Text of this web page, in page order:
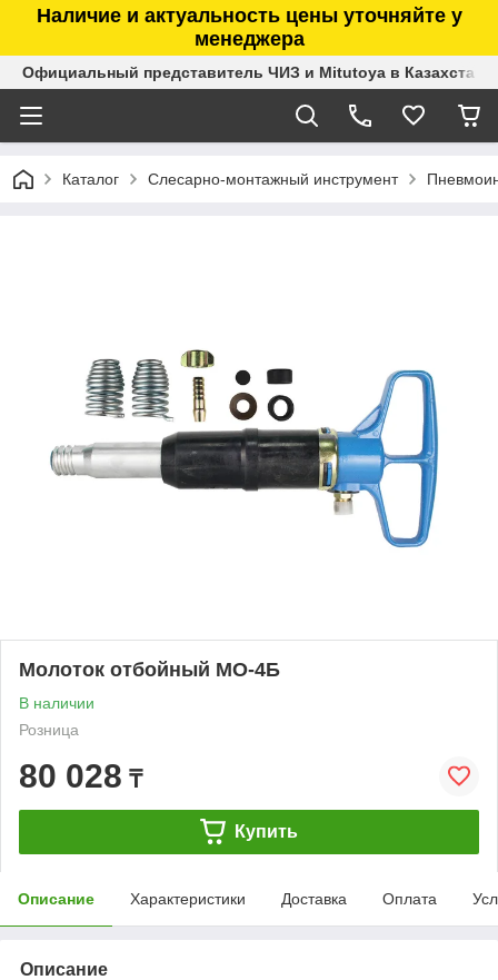
Наличие и актуальность цены уточняйте у
менеджера
Официальный представитель ЧИЗ и Mitutoya в Казахстане
Каталог Слесарно-монтажный инструмент
Молоток отбойный МО-4Б
В наличии
Розница
80 028 ₸
Купить
Описание Характеристики Доставка Оплата
Описание